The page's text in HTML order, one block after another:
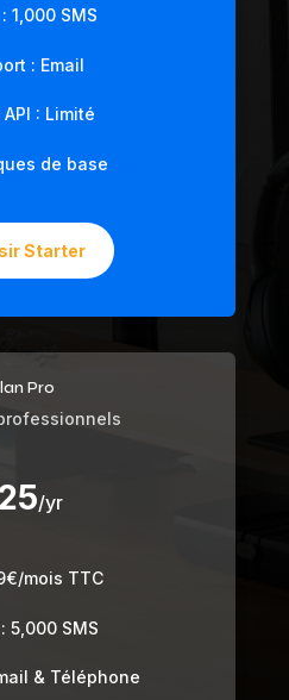
1,000 SMS
: Email
: Limité
de base
Starter
Pro
/yr
mois TTC
5,000 SMS
& Téléphone